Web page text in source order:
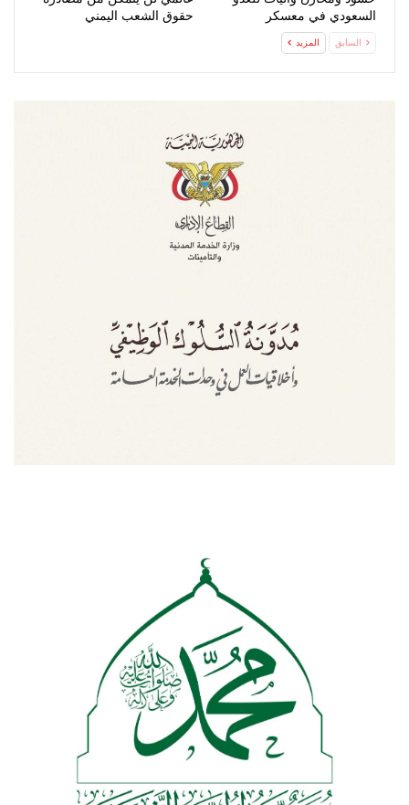
السعودي في معسكر
حقوق الشعب اليمني
السابق المزيد